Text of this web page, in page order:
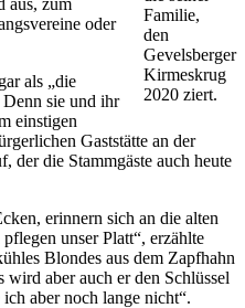
Familie,
den
Gevelsberger
Kirmeskrug
2020 ziert.
aus, zum
oder
als „die
sie und ihr
einstigen
Gaststätte an der
der die Stammgäste auch heute
erinnern sich an die alten
unser Platt“, erzählte
Blondes aus dem Zapfhahn
aber auch er den Schlüssel
aber noch lange nicht“.